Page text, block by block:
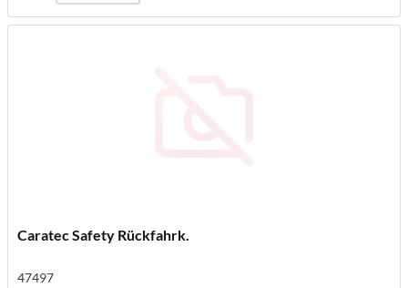
Caratec Safety Rückfahrk.
47497